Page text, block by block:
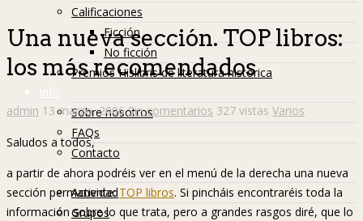
Calificaciones
Ficción
No ficción
Premios Hislibris de literatura histórica
Info
Sobre nosotros
FAQs
Contacto
Hislibreños
Actividad
Grupos
Una nueva sección. TOP libros:
los más recomendados
admin 13 marzo, 2006 Sin comentarios 327 vistas Varios
Saludos a todos,
a partir de ahora podréis ver en el menú de la derecha una nueva
sección permanente:TOP libros. Si pincháis encontraréis toda la
información sobre lo que trata, pero a grandes rasgos diré, que lo